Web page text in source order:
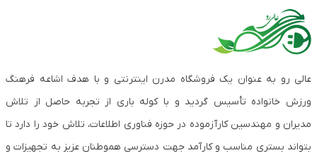
عالی رو به عنوان یک فروشگاه مدرن اینترنتی و با هدف اشاعه فرهنگ
ورزش خانواده تأسیس گردید و با کوله باری از تجربه حاصل از تلاش
مدیران و مهندسین کارآزموده در حوزه فناوری اطلاعات، تلاش خود را دارد تا
بتواند بستری مناسب و کارآمد جهت دسترسی هموطنان عزیز به تجهیزات و